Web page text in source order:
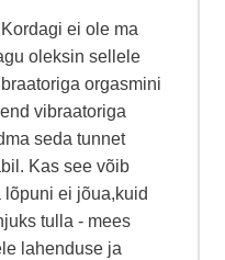
ei ole ma
oleksin sellele
orgasmini
vibraatoriga
seda tunnet
Kas see võib
ei jõua,kuid
tulla - mees
lahenduse ja